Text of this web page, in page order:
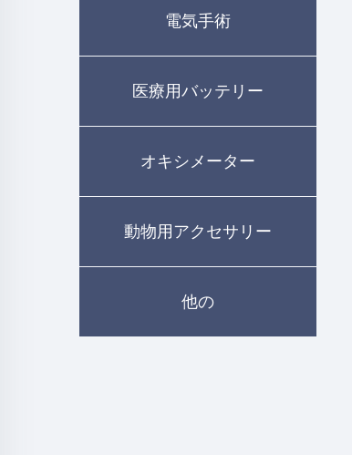
電気手術
医療用バッテリー
オキシメーター
動物用アクセサリー
他の